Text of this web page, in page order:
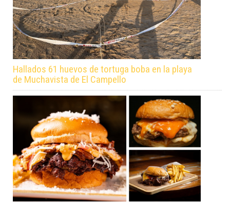
Hallados 61 huevos de tortuga boba en la playa
de Muchavista de El Campello